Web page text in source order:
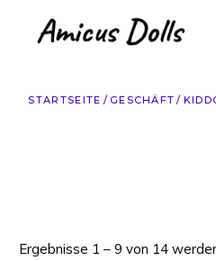
springen
STARTSEITE GESCHÄFT
Ergebnisse 1 – 9 von 14